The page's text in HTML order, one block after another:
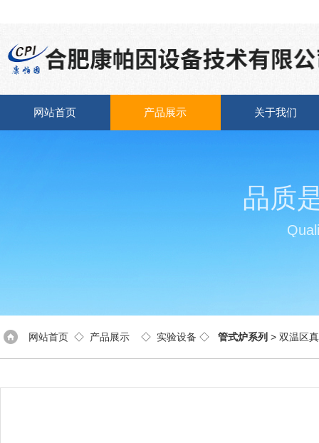
网站首页 产品展示 关于我们
品质
网站首页 ◇ 产品展示 ◇ 实验设备 ◇ 管式炉系列 > 双温区